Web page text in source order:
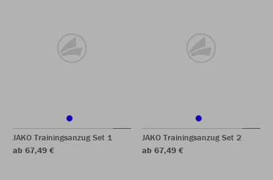
JAKO Trainingsanzug Set 1
ab 67,49 €
JAKO Trainingsanzug Set 2
ab 67,49 €